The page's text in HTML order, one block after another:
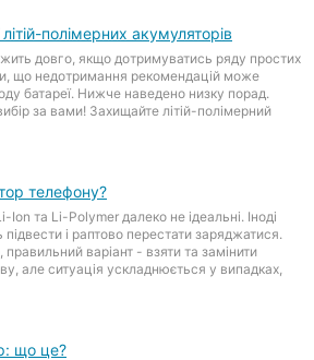
полімерних акумуляторів
довго, якщо дотримуватись ряду простих
що недотримання рекомендацій може
батареї. Нижче наведено низку порад.
за вами! Захищайте літій-полімерний
телефону?
та Li-Polymer далеко не ідеальні. Іноді
і раптово перестати заряджатися.
варіант - взяти та замінити
але ситуація ускладнюється у випадках,
що це?